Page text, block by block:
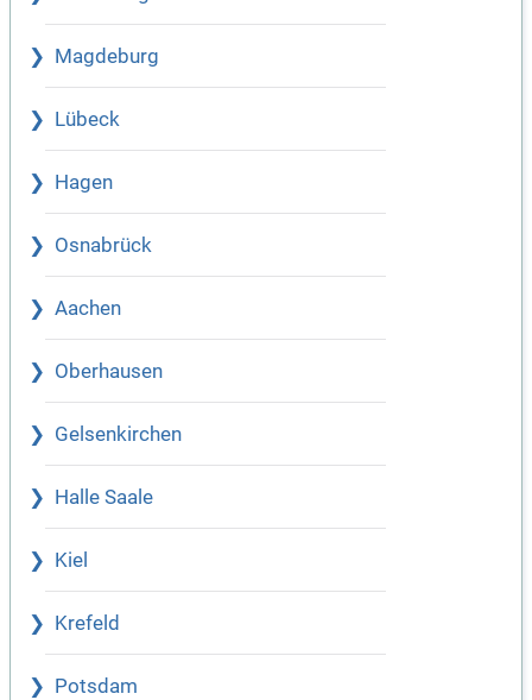
Magdeburg
Lübeck
Hagen
Osnabrück
Aachen
Oberhausen
Gelsenkirchen
Halle Saale
Kiel
Krefeld
Potsdam